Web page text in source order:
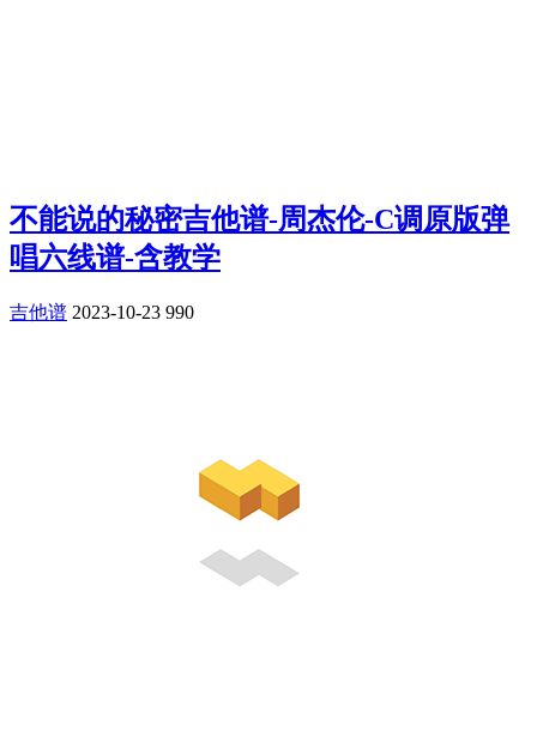
不能说的秘密吉他谱-周杰伦-C调原版弹
唱六线谱-含教学
吉他谱 2023-10-23 990